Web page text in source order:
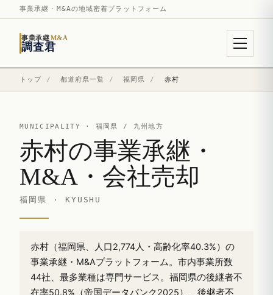
事業承継・M&Aの地域密着プラットフォーム
事業承継M&A
調査君
トップ / 都道府県一覧 / 福岡県 / 赤村
MUNICIPALITY · 福岡県 / 九州地方
赤村の事業承継・
M&A・会社売却
福岡県 · KYUSHU
赤村（福岡県、人口2,774人・高齢化率40.3%）の
事業承継・M&Aプラットフォーム。市内事業所数
44社、最多業種は専門サービス。福岡県の後継者不
在率50.8%（帝国データバンク2025）、後継者不